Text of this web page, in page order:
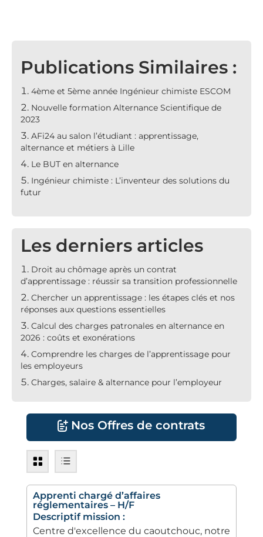
Publications Similaires :
4ème et 5ème année Ingénieur chimiste ESCOM
Nouvelle formation Alternance Scientifique de
2023
AFi24 au salon l’étudiant : apprentissage,
alternance et métiers à Lille
Le BUT en alternance
Ingénieur chimiste : L’inventeur des solutions du
futur
Les derniers articles
Droit au chômage après un contrat
d’apprentissage : réussir sa transition professionnelle
Chercher un apprentissage : les étapes clés et nos
réponses aux questions essentielles
Calcul des charges patronales en alternance en
2026 : coûts et exonérations
Comprendre les charges de l’apprentissage pour
les employeurs
Charges, salaire & alternance pour l’employeur
Nos Offres de contrats
Apprenti chargé d’affaires
réglementaires – H/F
Descriptif mission :
Centre d'excellence du caoutchouc, notre